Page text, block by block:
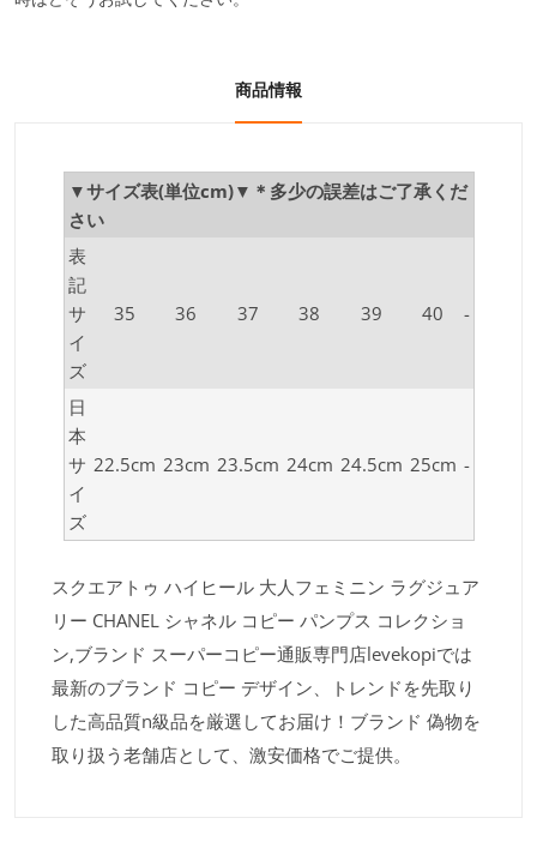
商品情報
▼サイズ表(単位cm)▼＊多少の誤差はご了承くだ
さい
表
記
サ
イ
ズ
35 36 37 38 39 40 -
日
本
サ
イ
ズ
22.5cm 23cm 23.5cm 24cm 24.5cm 25cm -
スクエアトゥ ハイヒール 大人フェミニン ラグジュア
リー CHANEL シャネル コピー パンプス コレクショ
ン,ブランド スーパーコピー通販専門店levekopiでは
最新のブランド コピー デザイン、トレンドを先取り
した高品質n級品を厳選してお届け！ブランド 偽物を
取り扱う老舗店として、激安価格でご提供。